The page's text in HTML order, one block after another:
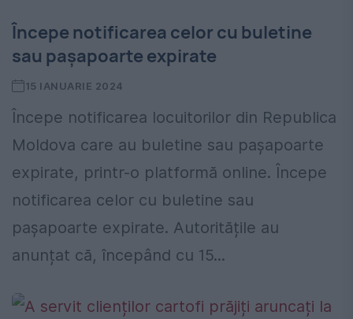
Începe notificarea celor cu buletine
sau pașapoarte expirate
15 IANUARIE 2024
Începe notificarea locuitorilor din Republica
Moldova care au buletine sau pașapoarte
expirate, printr-o platformă online. Începe
notificarea celor cu buletine sau
pașapoarte expirate. Autoritățile au
anunțat că, începând cu 15...